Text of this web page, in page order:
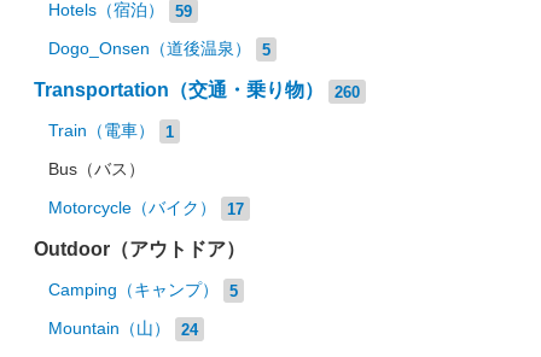
Hotels（宿泊） 59
Dogo_Onsen（道後温泉） 5
Transportation（交通・乗り物） 260
Train（電車） 1
Bus（バス）
Motorcycle（バイク） 17
Outdoor（アウトドア）
Camping（キャンプ） 5
Mountain（山） 24